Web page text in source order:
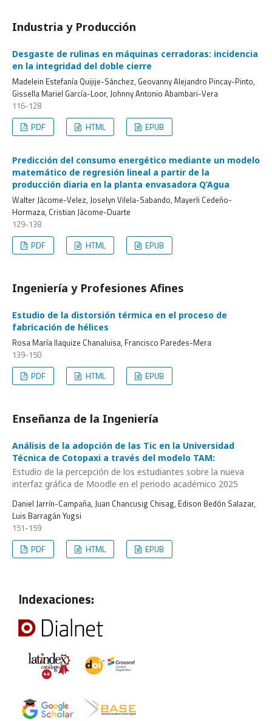
Industria y Producción
Desgaste de rulinas en máquinas cerradoras: incidencia
en la integridad del doble cierre
Madelein Estefanía Quijije-Sánchez, Geovanny Alejandro Pincay-Pinto,
Gissella Mariel García-Loor, Johnny Antonio Abambari-Vera
116-128
PDF
HTML EPUB
Predicción del consumo energético mediante un modelo
matemático de regresión lineal a partir de la
producción diaria en la planta envasadora Q’Agua
Walter Jácome-Velez, Joselyn Vilela-Sabando, Mayerli Cedeño-
Hormaza, Cristian Jácome-Duarte
129-138
PDF
HTML EPUB
Ingeniería y Profesiones Afines
Estudio de la distorsión térmica en el proceso de
fabricación de hélices
Rosa María Ilaquize Chanaluisa, Francisco Paredes-Mera
139-150
PDF
HTML EPUB
Enseñanza de la Ingeniería
Análisis de la adopción de las Tic en la Universidad
Técnica de Cotopaxi a través del modelo TAM:
Estudio de la percepción de los estudiantes sobre la nueva
interfaz gráfica de Moodle en el periodo académico 2025
Daniel Jarrín-Campaña, Juan Chancusig Chisag, Edison Bedón Salazar,
Luis Barragán Yugsi
151-159
PDF
HTML EPUB
Indexaciones: